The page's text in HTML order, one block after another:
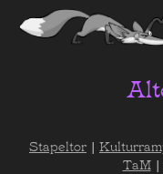
Stapeltor |
TaM|